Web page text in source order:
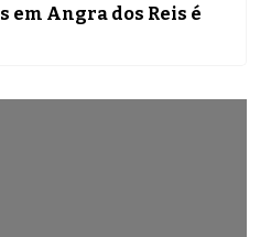
em Angra dos Reis é